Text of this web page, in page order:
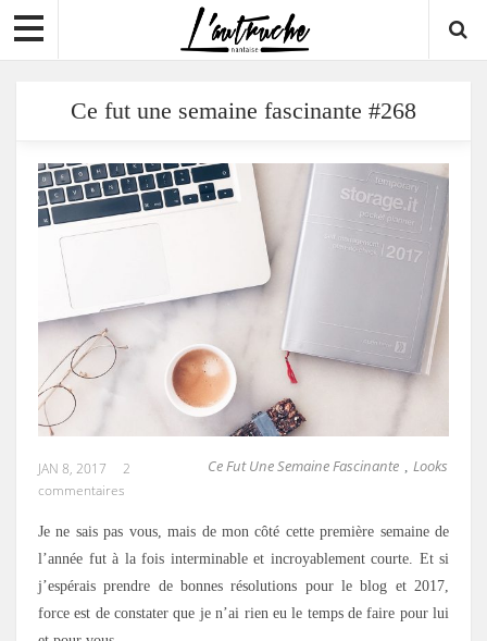
Ce fut une semaine fascinante #268
Ce Fut Une Semaine Fascinante Looks
JAN 8, 2017
2
commentaires
Je ne sais pas vous, mais de mon côté cette première semaine de
l’année fut à la fois interminable et incroyablement courte. Et si
j’espérais prendre de bonnes résolutions pour le blog et 2017,
force est de constater que je n’ai rien eu le temps de faire pour lui